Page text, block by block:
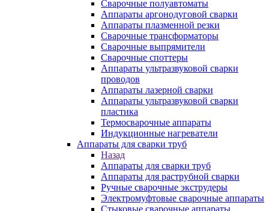
Сварочные полуавтоматы
Аппараты аргонодуговой сварки
Аппараты плазменной резки
Сварочные трансформаторы
Сварочные выпрямители
Сварочные споттеры
Аппараты ультразвуковой сварки
проводов
Аппараты лазерной сварки
Аппараты ультразвуковой сварки
пластика
Термосварочные аппараты
Индукционные нагреватели
Аппараты для сварки труб
Назад
Аппараты для сварки труб
Аппараты для раструбной сварки
Ручные сварочные экструдеры
Электромуфтовые сварочные аппараты
Стыковые сварочные аппараты